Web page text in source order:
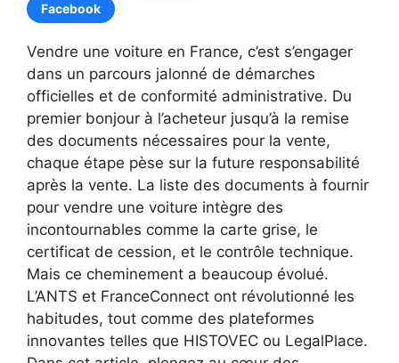
Facebook
Vendre une voiture en France, c’est s’engager
dans un parcours jalonné de démarches
officielles et de conformité administrative. Du
premier bonjour à l’acheteur jusqu’à la remise
des documents nécessaires pour la vente,
chaque étape pèse sur la future responsabilité
après la vente. La liste des documents à fournir
pour vendre une voiture intègre des
incontournables comme la carte grise, le
certificat de cession, et le contrôle technique.
Mais ce cheminement a beaucoup évolué.
L’ANTS et FranceConnect ont révolutionné les
habitudes, tout comme des plateformes
innovantes telles que HISTOVEC ou LegalPlace.